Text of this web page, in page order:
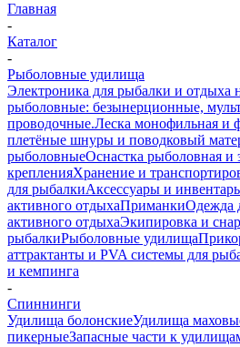
Главная
-
Каталог
-
Рыболовные удилища
Электроника для рыбалки и отдыха
рыболовные: безынерционные,
проводочные.Леска монофильная и
плетёные шнуры и поводковый
рыболовныеОснастка рыболовная и
крепленияХранение и
для рыбалкиАксессуары и
активного отдыхаПриманкиОдежда
активного отдыхаЭкипировка и
рыбалкиРыболовные удилища
аттрактанты и PVA системы для
и кемпинга
-
Спиннинги
Удилища болонскиеУдилища
пикерныеЗапасные части к